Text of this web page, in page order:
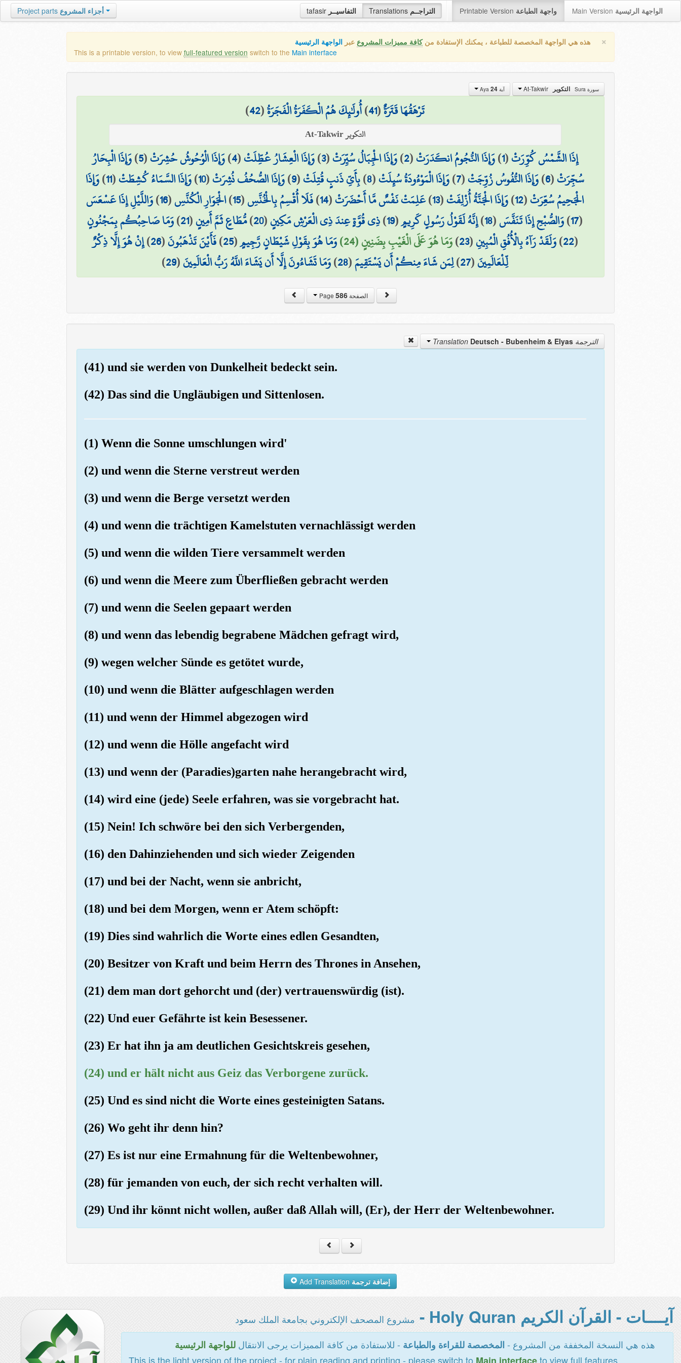
tafasir التفاسيــر Translations التراجــم Printable Version واجهة الطباعة Main Version الواجهة الرئيسية Project parts أجزاء المشروع
× هذه هي الواجهة المخصصة للطباعة ، يمكنك الإستفادة منكافة مميزات المشروع عبر الواجهة الرئيسية
This is a printable version, to view full-featured version switch to the Main interface
سورة Sura التكوير آية Aya 24
تَرْهَقُهَا قَتَرَةٌ(
41
)أُولَٰئِكَ هُمُ الْكَفَرَةُ الْفَجَرَةُ(
42
)
التكوير At-Takwir
إِذَا الشَّمْسُ كُوِّرَتْ(
1
)وَإِذَا النُّجُومُ انكَدَرَتْ(
2
)وَإِذَا الْجِبَالُ سُيِّرَتْ(
3
)وَإِذَا الْعِشَارُ عُطِّلَتْ(
4
)وَإِذَا الْوُحُوشُ حُشِرَتْ(
5
)وَإِذَا الْبِحَارُ
سُجِّرَتْ(
6
)وَإِذَا النُّفُوسُ زُوِّجَتْ(
7
)وَإِذَا الْمَوْءُودَةُ سُئِلَتْ(
8
)بِأَيِّ ذَنبٍ قُتِلَتْ(
9
)وَإِذَا الصُّحُفُ نُشِرَتْ(
10
)وَإِذَا السَّمَاءُ كُشِطَتْ(
11
)وَإِذَا
الْجَحِيمُ سُعِّرَتْ(
12
)وَإِذَا الْجَنَّةُ أُزْلِفَتْ(
13
)عَلِمَتْ نَفْسٌ مَّا أَحْضَرَتْ(
14
)فَلَا أُقْسِمُ بِالْخُنَّسِ(
15
)الْجَوَارِ الْكُنَّسِ(
16
)وَاللَّيْلِ إِذَا عَسْعَسَ
(
17
)وَالصُّبْحِ إِذَا تَنَفَّسَ(
18
)إِنَّهُ لَقَوْلُ رَسُولٍ كَرِيمٍ(
19
)ذِي قُوَّةٍ عِندَ ذِي الْعَرْشِ مَكِينٍ(
20
)مُّطَاعٍ ثَمَّ أَمِينٍ(
21
)وَمَا صَاحِبُكُم بِمَجْنُونٍ
(
22
)وَلَقَدْ رَآهُ بِالْأُفُقِ الْمُبِينِ(
23
)وَمَا هُوَ عَلَى الْغَيْبِ بِضَنِينٍ (24) وَمَا هُوَ بِقَوْلِ شَيْطَانٍ رَّجِيمٍ(
25
)فَأَيْنَ تَذْهَبُونَ(
26
)إِنْ هُوَ إِلَّا ذِكْرٌ
لِّلْعَالَمِينَ(
27
)لِمَن شَاءَ مِنكُمْ أَن يَسْتَقِيمَ(
28
)وَمَا تَشَاءُونَ إِلَّا أَن يَشَاءَ اللَّهُ رَبُّ الْعَالَمِينَ(
29
)
الصفحة Page586
الترجمة Translation Deutsch - Bubenheim & Elyas
(41) und sie werden von Dunkelheit bedeckt sein.
(42) Das sind die Ungläubigen und Sittenlosen.
(1) Wenn die Sonne umschlungen wird'
(2) und wenn die Sterne verstreut werden
(3) und wenn die Berge versetzt werden
(4) und wenn die trächtigen Kamelstuten vernachlässigt werden
(5) und wenn die wilden Tiere versammelt werden
(6) und wenn die Meere zum Überfließen gebracht werden
(7) und wenn die Seelen gepaart werden
(8) und wenn das lebendig begrabene Mädchen gefragt wird,
(9) wegen welcher Sünde es getötet wurde,
(10) und wenn die Blätter aufgeschlagen werden
(11) und wenn der Himmel abgezogen wird
(12) und wenn die Hölle angefacht wird
(13) und wenn der (Paradies)garten nahe herangebracht wird,
(14) wird eine (jede) Seele erfahren, was sie vorgebracht hat.
(15) Nein! Ich schwöre bei den sich Verbergenden,
(16) den Dahinziehenden und sich wieder Zeigenden
(17) und bei der Nacht, wenn sie anbricht,
(18) und bei dem Morgen, wenn er Atem schöpft:
(19) Dies sind wahrlich die Worte eines edlen Gesandten,
(20) Besitzer von Kraft und beim Herrn des Thrones in Ansehen,
(21) dem man dort gehorcht und (der) vertrauenswürdig (ist).
(22) Und euer Gefährte ist kein Besessener.
(23) Er hat ihn ja am deutlichen Gesichtskreis gesehen,
(24) und er hält nicht aus Geiz das Verborgene zurück.
(25) Und es sind nicht die Worte eines gesteinigten Satans.
(26) Wo geht ihr denn hin?
(27) Es ist nur eine Ermahnung für die Weltenbewohner,
(28) für jemanden von euch, der sich recht verhalten will.
(29) Und ihr könnt nicht wollen, außer daß Allah will, (Er), der Herr der Weltenbewohner.
إضافة ترجمة
آيــــات - القرآن الكريم Holy Quran - مشروع المصحف الإلكتروني بجامعة الملك سعود
هذه هي النسخة المخففة من المشروع - المخصصة للقراءة والطباعة - للاستفادة من كافة المميزات يرجى الانتقالللواجهة الرئيسية
This is the light version of the project - for plain reading and printing - please switch to
to view full features